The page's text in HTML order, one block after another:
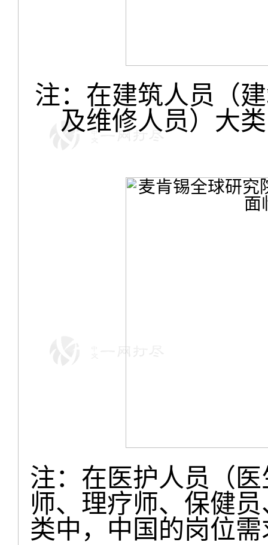
注：在建筑人员（
及维修人员）大
注：在医护人员（
师、理疗师、保健
类中，中国的岗位